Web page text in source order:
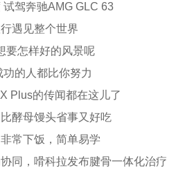
驾奔驰AMG GLC 63
遇见整个世界
要怎样好的风景呢
的人都比你努力
Plus的传闻都在这儿了
酵母馒头省事又好吃
常下饭，简单易学
同，嗗科拉发布腱骨一体化治疗